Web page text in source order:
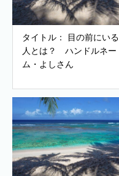
タイトル： 目の前にいる
人とは？ ハンドルネー
ム・よしさん